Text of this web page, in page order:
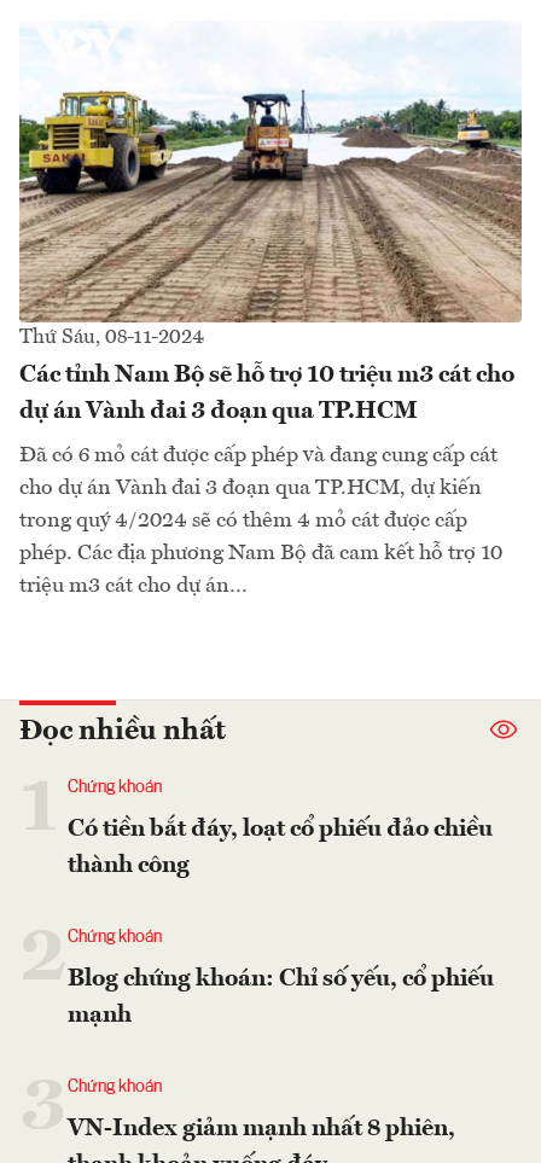
Thứ Sáu, 08-11-2024
Các tỉnh Nam Bộ sẽ hỗ trợ 10 triệu m3 cát cho
dự án Vành đai 3 đoạn qua TP.HCM
Đã có 6 mỏ cát được cấp phép và đang cung cấp cát
cho dự án Vành đai 3 đoạn qua TP.HCM, dự kiến
trong quý 4/2024 sẽ có thêm 4 mỏ cát được cấp
phép. Các địa phương Nam Bộ đã cam kết hỗ trợ 10
triệu m3 cát cho dự án…
Đọc nhiều nhất
Chứng khoán
Có tiền bắt đáy, loạt cổ phiếu đảo chiều
thành công
2Chứng khoán
Blog chứng khoán: Chỉ số yếu, cổ phiếu
mạnh
Chứng khoán
VN-Index giảm mạnh nhất 8 phiên,